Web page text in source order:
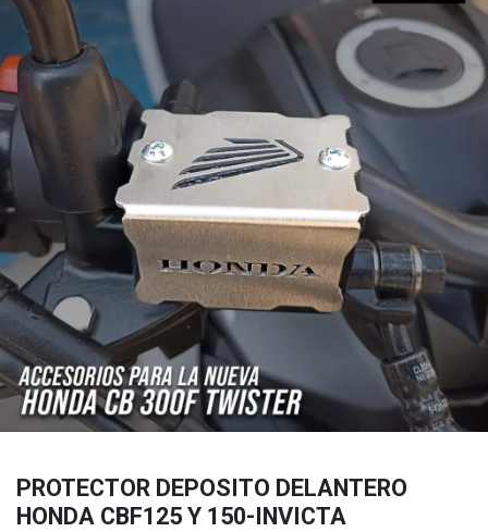
PROTECTOR DEPOSITO DELANTERO
HONDA CBF125 Y 150-INVICTA